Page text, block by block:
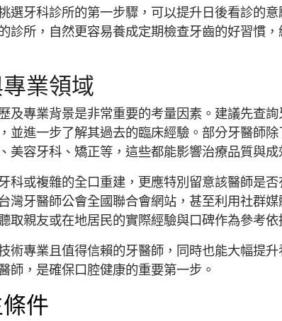
選牙科診所的第一步驟，可以提升日後看診的
診所，自然更容易養成定期檢查牙齒的好習慣
業領域
及專業背景是非常重要的考量因素。建議先查
並進一步了解其過去的臨床經驗。部分牙醫師
美容牙科、矯正等，這些都能影響治療品質與成
科或複雜的全口重建，更應特別留意該醫師是
灣牙醫師公會全國聯合會網站，甚至利用社群
取親友或在地居民的實際經驗與口碑作為參考依
術專業且值得信賴的牙醫師，同時也能大幅提
師，是確保口腔健康的重要第一步。
件